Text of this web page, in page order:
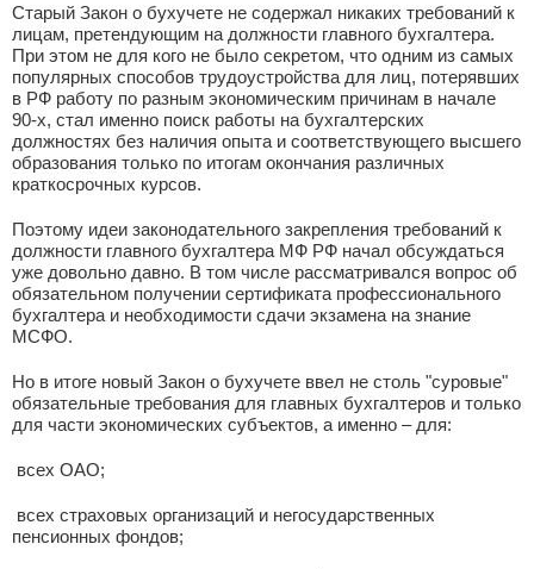
Старый Закон о бухучете не содержал никаких требований к
лицам, претендующим на должности главного бухгалтера.
При этом не для кого не было секретом, что одним из самых
популярных способов трудоустройства для лиц, потерявших
в РФ работу по разным экономическим причинам в начале
90-х, стал именно поиск работы на бухгалтерских
должностях без наличия опыта и соответствующего высшего
образования только по итогам окончания различных
краткосрочных курсов.
Поэтому идеи законодательного закрепления требований к
должности главного бухгалтера МФ РФ начал обсуждаться
уже довольно давно. В том числе рассматривался вопрос об
обязательном получении сертификата профессионального
бухгалтера и необходимости сдачи экзамена на знание
МСФО.
Но в итоге новый Закон о бухучете ввел не столь "суровые"
обязательные требования для главных бухгалтеров и только
для части экономических субъектов, а именно – для:
­ всех ОАО;
­ всех страховых организаций и негосударственных
пенсионных фондов;